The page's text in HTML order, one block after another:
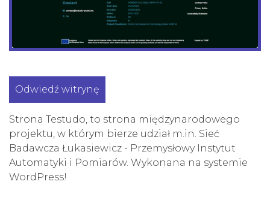
Odwiedź witrynę
Strona Testudo, to strona międzynarodowego
projektu, w którym bierze udział m.in. Sieć
Badawcza Łukasiewicz - Przemysłowy Instytut
Automatyki i Pomiarów. Wykonana na systemie
WordPress!